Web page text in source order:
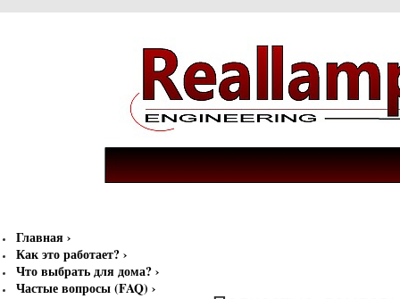
Главная›
Как это работает?›
Что выбрать для дома?›
Частые вопросы (FAQ) ›